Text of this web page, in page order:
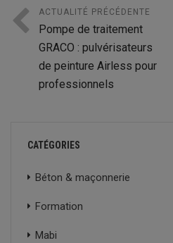
ACTUALITÉ PRÉCÉDENTE
Pompe de traitement
GRACO : pulvérisateurs
de peinture Airless pour
professionnels
CATÉGORIES
Béton & maçonnerie
Formation
Mabi